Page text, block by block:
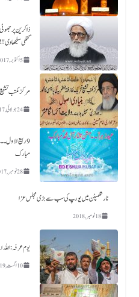
ذاکرین پر
گتھی سلجھا
5 اکتوبر, 2017
مرکز مکتب تشیع
24 جولائی, 2017
9 ربیع الاول
مبارک
28 نومبر, 2017
نارتھمپٹن میں یورپ کی سب سے بڑی مجلس عزا
18 نومبر, 2018
یوم عرفہ :اللہ
10 اگست, 2019